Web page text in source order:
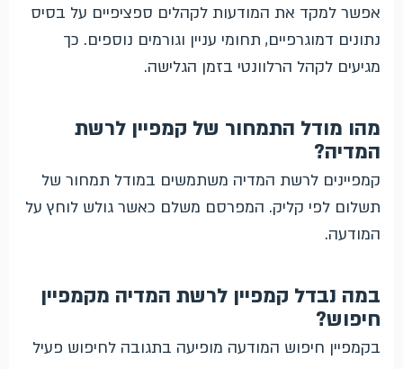
אפשר למקד את המודעות לקהלים ספציפיים על בסיס
נתונים דמוגרפיים, תחומי עניין וגורמים נוספים. כך
מגיעים לקהל הרלוונטי בזמן הגלישה.
מהו מודל התמחור של קמפיין לרשת
המדיה?
קמפיינים לרשת המדיה משתמשים במודל תמחור של
תשלום לפי קליק. המפרסם משלם כאשר גולש לוחץ על
המודעה.
במה נבדל קמפיין לרשת המדיה מקמפיין
חיפוש?
בקמפיין חיפוש המודעה מופיעה בתגובה לחיפוש פעיל